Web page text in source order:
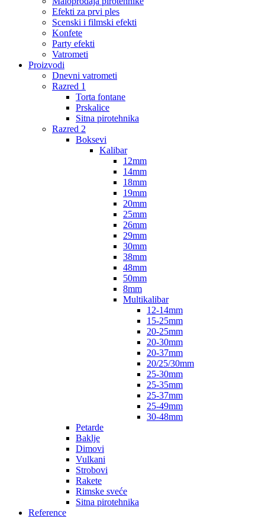
Efekti za prvi ples
Scenski i filmski efekti
Konfete
Party efekti
Vatrometi
Proizvodi
Dnevni vatrometi
Razred 1
Torta fontane
Prskalice
Sitna pirotehnika
Razred 2
Boksevi
Kalibar
12mm
14mm
18mm
19mm
20mm
25mm
26mm
29mm
30mm
38mm
48mm
50mm
8mm
Multikalibar
12-14mm
15-25mm
20-25mm
20-30mm
20-37mm
20/25/30mm
25-30mm
25-35mm
25-37mm
25-49mm
30-48mm
Petarde
Baklje
Dimovi
Vulkani
Strobovi
Rakete
Rimske sveće
Sitna pirotehnika
Reference